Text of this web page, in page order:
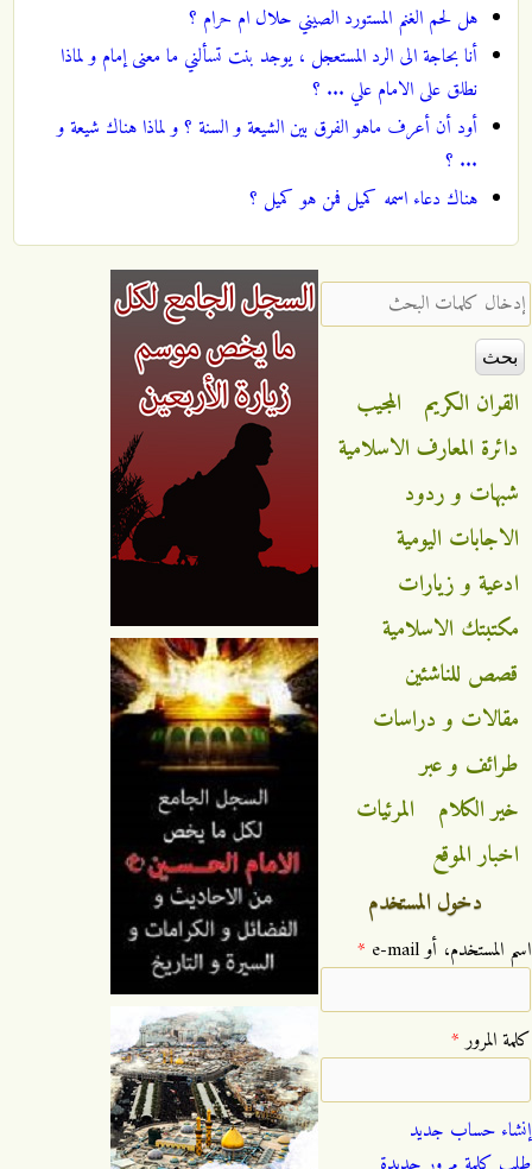
هل لحم الغنم المستورد الصيني حلال ام حرام ؟
أنا بحاجة الى الرد المستعجل ، يوجد بنت تسألني ما معنى إمام و لماذا
نطلق على الامام علي ... ؟
أود أن أعرف ماهو الفرق بين الشيعة و السنة ؟ و لماذا هناك شيعة و
... ؟
هناك دعاء اسمه كميل فمن هو كميل ؟
‏إدخال كلمات البحث ‏
القران الكريم
المجيب
دائرة المعارف الاسلامية
شبهات و ردود
الاجابات اليومية
ادعية و زيارات
مكتبتك الاسلامية
قصص للناشئين
مقالات و دراسات
طرائف و عبر
خير الكلام
المرئيات
اخبار الموقع
دخول المستخدم
‏اسم المستخدم، أو e-mail ‏ *
‏كلمة المرور ‏*
إنشاء حساب جديد